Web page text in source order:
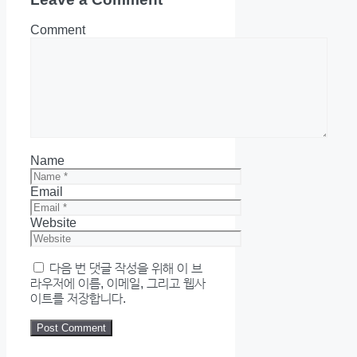
Comment
Name
Email
Website
다음 번 댓글 작성을 위해 이 브
라우저에 이름, 이메일, 그리고 웹사
이트를 저장합니다.